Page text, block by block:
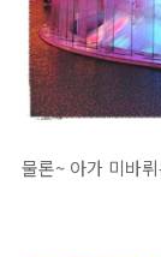
물론~ 아가 미바